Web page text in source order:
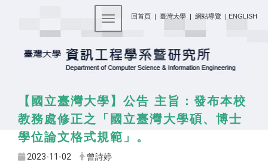
回首頁 | 臺灣大學 | 網站導覽 | ENGLISH
Toggle navigation
【國立臺灣大學】公告 主旨：​發布本校
教務處修正之「國立臺灣大學碩、博士
學位論文格式規範」。
2023-11-02 曾詩婷